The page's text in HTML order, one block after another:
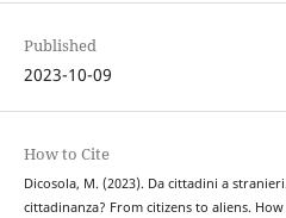
Published
2023-10-09
How to Cite
Dicosola, M. (2023). Da cittadini a
cittadinanza? From citizens to aliens.